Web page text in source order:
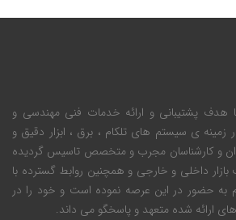
هدف پشتیبانی و ارائه خدمات فنی مهندسی و
زمینه ی سیستم های تلکام ، برق ، ابزار دقیق و
و کارشناسان مجرب و متخصص تاسیس گردیده
داخلی و خارجی و همچنین روابط گسترده با
به حضور در این عرصه نموده است و خود را در
ارائه شده متعهد و پاسخگو می داند.